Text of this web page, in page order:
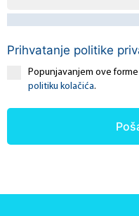
Prihvatanje politike
Popunjavanjem ove
politiku kolačića.